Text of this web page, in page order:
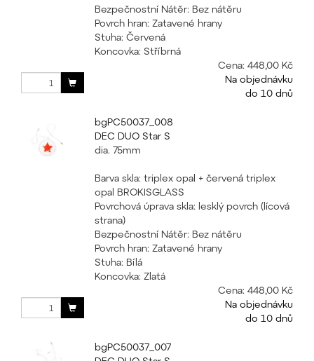
Bezpečnostní Nátěr: Bez nátěru
Povrch hran: Zatavené hrany
Stuha: Červená
Koncovka: Stříbrná
Cena: 448,00 Kč
Na objednávku
do 10 dnů
bgPC50037_008
DEC DUO Star S
dia. 75mm
Barva skla: triplex opal + červená triplex
opal BROKISGLASS
Povrchová úprava skla: lesklý povrch (lícová
strana)
Bezpečnostní Nátěr: Bez nátěru
Povrch hran: Zatavené hrany
Stuha: Bílá
Koncovka: Zlatá
Cena: 448,00 Kč
Na objednávku
do 10 dnů
bgPC50037_007